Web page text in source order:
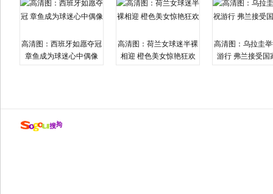
高清图：西班牙如愿夺冠
章鱼成为球迷心中偶像
高清图：荷兰女球迷半裸
相迎 橙色美女惊艳狂欢
高清图：乌拉圭
游行 弗兰接受国